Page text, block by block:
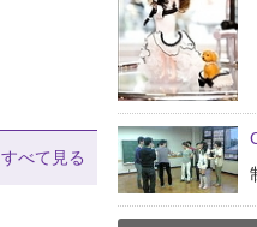
すべて見る